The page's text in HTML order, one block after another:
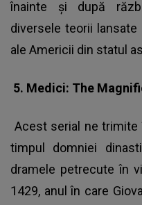
înainte şi după
diversele teorii lansate
ale Americii din statul
5. Medici: The
Acest serial ne trimite
timpul domniei
dramele petrecute în
1429, anul în care